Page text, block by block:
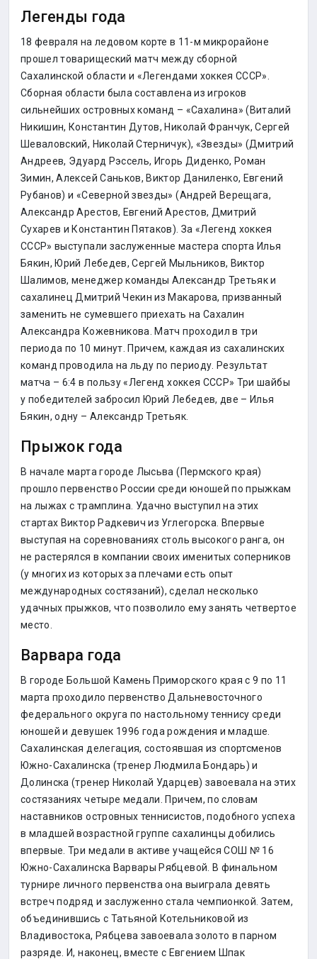
Легенды года
18 февраля на ледовом корте в 11-м микрорайоне
прошел товарищеский матч между сборной
Сахалинской области и «Легендами хоккея СССР».
Сборная области была составлена из игроков
сильнейших островных команд – «Сахалина» (Виталий
Никишин, Константин Дутов, Николай Франчук, Сергей
Шеваловский, Николай Стерничук), «Звезды» (Дмитрий
Андреев, Эдуард Рэссель, Игорь Диденко, Роман
Зимин, Алексей Саньков, Виктор Даниленко, Евгений
Рубанов) и «Северной звезды» (Андрей Верещага,
Александр Арестов, Евгений Арестов, Дмитрий
Сухарев и Константин Пятаков). За «Легенд хоккея
СССР» выступали заслуженные мастера спорта Илья
Бякин, Юрий Лебедев, Сергей Мыльников, Виктор
Шалимов, менеджер команды Александр Третьяк и
сахалинец Дмитрий Чекин из Макарова, призванный
заменить не сумевшего приехать на Сахалин
Александра Кожевникова. Матч проходил в три
периода по 10 минут. Причем, каждая из сахалинских
команд проводила на льду по периоду. Результат
матча – 6:4 в пользу «Легенд хоккея СССР» Три шайбы
у победителей забросил Юрий Лебедев, две – Илья
Бякин, одну – Александр Третьяк.
Прыжок года
В начале марта городе Лысьва (Пермского края)
прошло первенство России среди юношей по прыжкам
на лыжах с трамплина. Удачно выступил на этих
стартах Виктор Радкевич из Углегорска. Впервые
выступая на соревнованиях столь высокого ранга, он
не растерялся в компании своих именитых соперников
(у многих из которых за плечами есть опыт
международных состязаний), сделал несколько
удачных прыжков, что позволило ему занять четвертое
место.
Варвара года
В городе Большой Камень Приморского края с 9 по 11
марта проходило первенство Дальневосточного
федерального округа по настольному теннису среди
юношей и девушек 1996 года рождения и младше.
Сахалинская делегация, состоявшая из спортсменов
Южно-Сахалинска (тренер Людмила Бондарь) и
Долинска (тренер Николай Ударцев) завоевала на этих
состязаниях четыре медали. Причем, по словам
наставников островных теннисистов, подобного успеха
в младшей возрастной группе сахалинцы добились
впервые. Три медали в активе учащейся СОШ № 16
Южно-Сахалинска Варвары Рябцевой. В финальном
турнире личного первенства она выиграла девять
встреч подряд и заслуженно стала чемпионкой. Затем,
объединившись с Татьяной Котельниковой из
Владивостока, Рябцева завоевала золото в парном
разряде. И, наконец, вместе с Евгением Шпак